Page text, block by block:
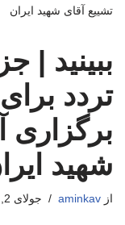
تشییع آقای شهید ایران
ببینید |
تردد
برگزاری
شهید
از aminkav جولای 2, 2026